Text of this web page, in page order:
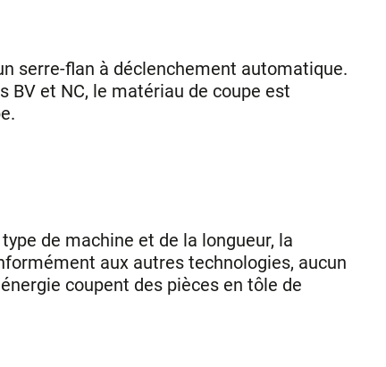
serre-flan à déclenchement automatique.
BV et NC, le matériau de coupe est
de machine et de la longueur, la
aux autres technologies, aucun
coupent des pièces en tôle de